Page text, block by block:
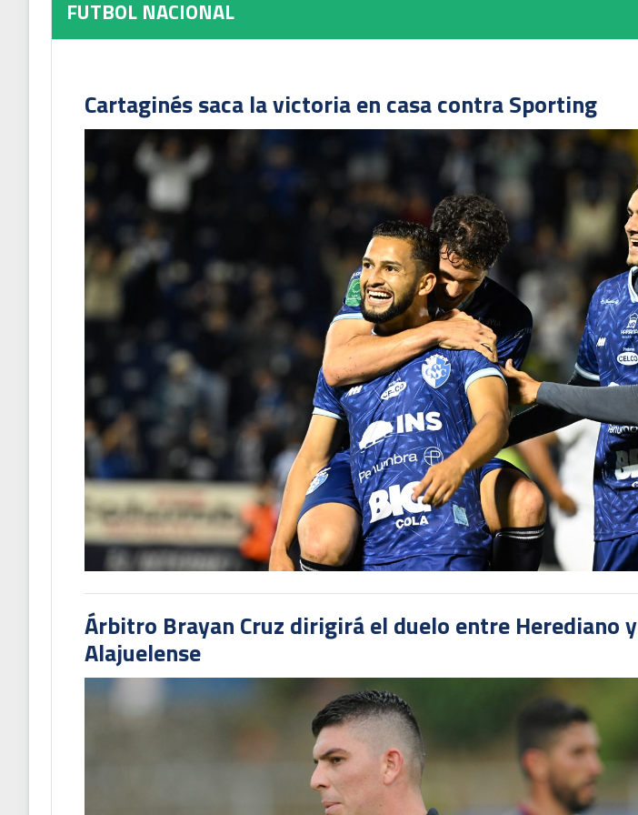
FUTBOL NACIONAL
Cartaginés saca la victoria en casa contra Sporting
Árbitro Brayan Cruz dirigirá el duelo entre Herediano y
Alajuelense